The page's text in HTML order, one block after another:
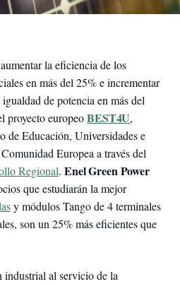
la eficiencia de los
en más del 25% e incrementar
de potencia en más del
proyecto europeoBEST4U,
de Educación, Universidades e
Europea a través del
Regional. Enel Green Power
que estudiarán la mejor
y módulos Tango de 4 terminales
son un 25% más eficientes que
al servicio de la